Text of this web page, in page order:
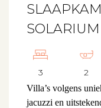
3 2
Villa’s volgens
jacuzzi en